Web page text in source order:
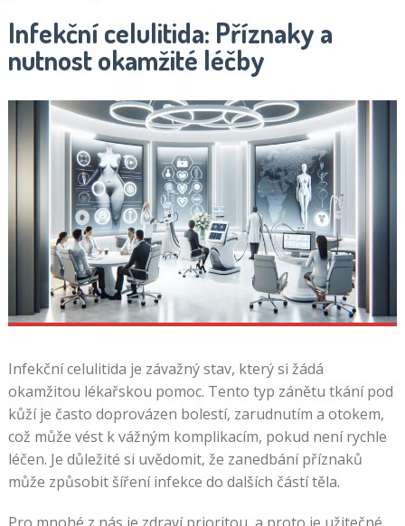
Infekční celulitida: Příznaky a
nutnost okamžité léčby
Infekční celulitida je závažný stav, který si žádá
okamžitou lékařskou pomoc. Tento typ zánětu tkání pod
kůží je často doprovázen bolestí, zarudnutím a otokem,
což může vést k vážným komplikacím, pokud není rychle
léčen. Je důležité si uvědomit, že zanedbání příznaků
může způsobit šíření infekce do dalších částí těla.